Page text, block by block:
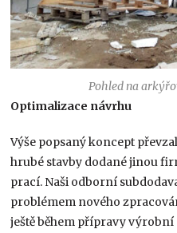
Pohled na
Optimalizace návrhu
Výše popsaný koncept
hrubé stavby dodané jinou
prací. Naši odborní
problémem nového
ještě během přípravy